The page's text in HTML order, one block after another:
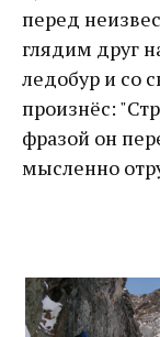
перед
глядим друг
ледобур и со
произнёс:
фразой он
мысленно